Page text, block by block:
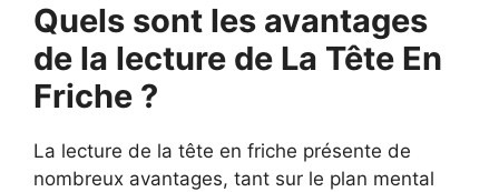
Quels sont les avantages
de la lecture de La Tête En
Friche ?
La lecture de la tête en friche présente de
nombreux avantages, tant sur le plan mental